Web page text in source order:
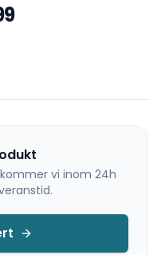
vi inom 24h